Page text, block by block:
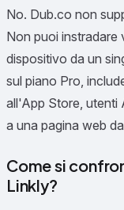
No. Dub.co non
Non puoi instradare
dispositivo da un
sul piano Pro,
all'App Store, utenti
a una pagina web
Come si
Linkly?